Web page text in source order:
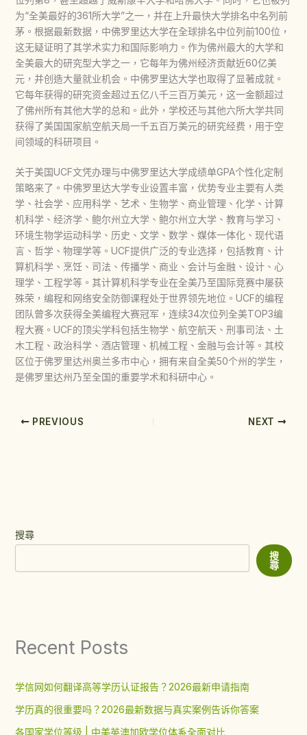
为“全美最好的361所大学”之一，并在上升最快大学排名中名列前
茅。根据最新数据，中佛罗里达大学在全球排名中位列前100位，
这无疑证明了其学术实力和国际影响力。作为佛州最大的大学和
全美最大的研究型大学之一，它每年为佛州经济贡献近60亿美
元，并创造大量就业机会。中佛罗里达大学也取得了显著成就。
它每年获得的研究资金超过五亿八千三百万美元，这一金额超过
了佛州所有其他大学的总和。此外，学校还与其他六所大学共同
获得了美国国家航空航天局一千五百万美元的研究经费，用于空
间领域的科研项目。
关于美国UCF文凭办理与中佛罗里达大学成绩单GPA个性化定制
策略来了。中佛罗里达大学专业设置丰富，优势专业主要有人类
学、社会学、应用科学、艺术、生物学、商业管理、化学、计算
机科学、经济学、鲍尔州立大学、鲍尔州立大学、教育与学习、
环境生物学运动科学、历史、文学、数学、媒体一体化、现代语
言、哲学、物理学等。UCF提供广泛的专业选择，包括教育、计
算机科学、烹饪、司法、传播学、商业、会计与金融、设计、心
理学、工程学等。其计算机科学专业在全美乃至国际竞赛中屡获
殊荣，编程和网络安全防御课程处于世界领先地位。UCF的编程
团队曾多次获得全美编程大赛冠军，连续34次位列全美TOP3编
程大赛。UCF的顶尖学科包括生物学、航空航天、刑事司法、土
木工程、政治科学、酒店管理、机械工程、金融与会计等。其校
区位于佛罗里达州奥兰多市中心，拥有来自全美50个州的学生，
是佛罗里达州乃至全国的重要学术和科研中心。
PREVIOUS NEXT
搜尋
搜
尋
Recent Posts
学信网如何翻译高等学历认证报告？2026最新申请指南
学历真的很重要吗？2026最新数据与真实案例告诉你答案
各国家学位等级 | 中美英澳加欧学位体系全面对比